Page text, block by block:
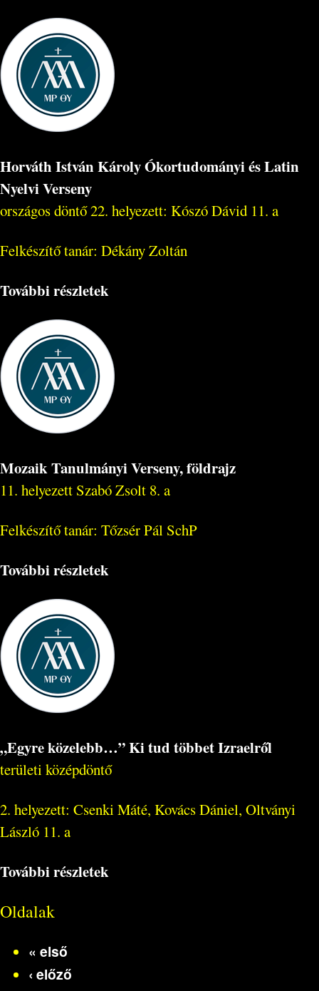
Horváth István Károly Ókortudományi és Latin
Nyelvi Verseny
országos döntő 22. helyezett: Kószó Dávid 11. a
Felkészítő tanár: Dékány Zoltán
További részletek
Mozaik Tanulmányi Verseny, földrajz
11. helyezett Szabó Zsolt 8. a
Felkészítő tanár: Tőzsér Pál SchP
További részletek
„Egyre közelebb…” Ki tud többet Izraelről
területi középdöntő
2. helyezett: Csenki Máté, Kovács Dániel, Oltványi
László 11. a
További részletek
Oldalak
« első
‹ előző